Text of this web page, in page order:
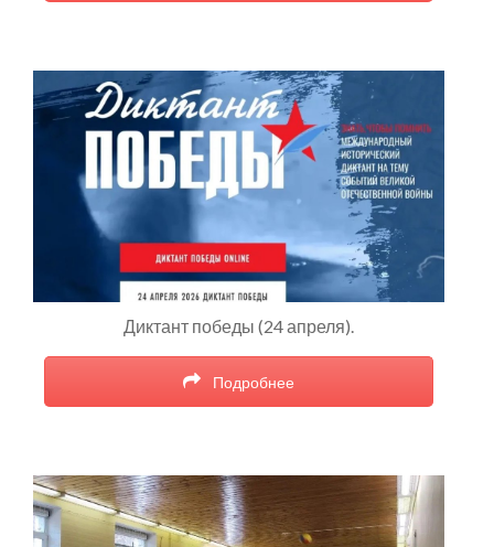
Диктант победы (24 апреля).
Подробнее